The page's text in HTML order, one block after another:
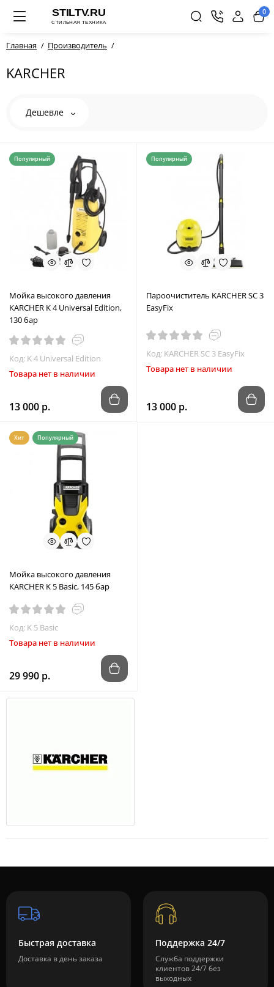
0
Главная Производитель
KARCHER
Дешевле
Популярный
Мойка высокого давления
KARCHER K 4 Universal Edition,
130 бар
Код: K 4 Universal Edition
Товара нет в наличии
13 000 р.
Популярный
Пароочиститель KARCHER SC 3
EasyFix
Код: KARCHER SC 3 EasyFix
Товара нет в наличии
13 000 р.
Хит Популярный
Мойка высокого давления
KARCHER K 5 Basic, 145 бар
Код: K 5 Basic
Товара нет в наличии
29 990 р.
Быстрая доставка
Доставка в день заказа
Поддержка 24/7
Служба поддержки
клиентов 24/7 без
выходных